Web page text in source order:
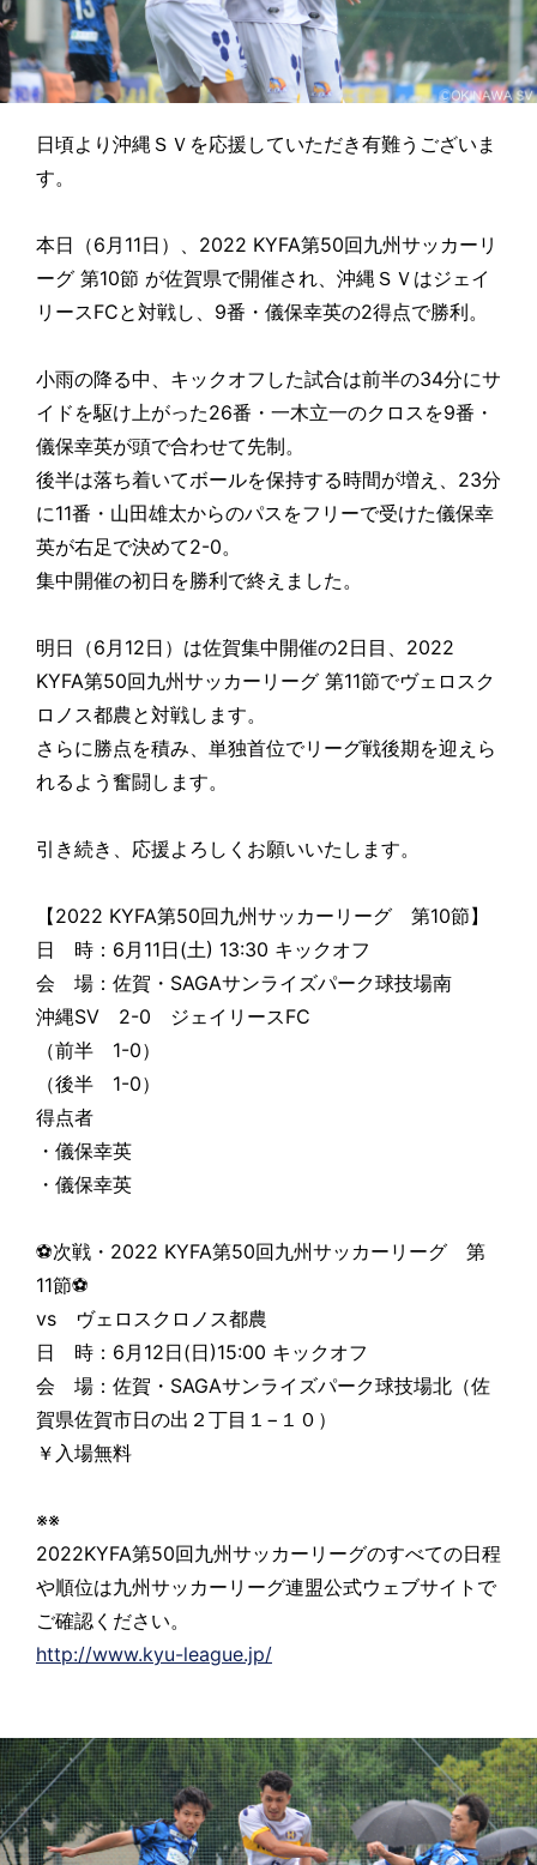
日頃より沖縄ＳＶを応援していただき有難うございま
す。
本日（6月11日）、2022 KYFA第50回九州サッカーリ
ーグ 第10節 が佐賀県で開催され、沖縄ＳＶはジェイ
リースFCと対戦し、9番・儀保幸英の2得点で勝利。
小雨の降る中、キックオフした試合は前半の34分にサ
イドを駆け上がった26番・一木立一のクロスを9番・
儀保幸英が頭で合わせて先制。
後半は落ち着いてボールを保持する時間が増え、23分
に11番・山田雄太からのパスをフリーで受けた儀保幸
英が右足で決めて2-0。
集中開催の初日を勝利で終えました。
明日（6月12日）は佐賀集中開催の2日目、2022
KYFA第50回九州サッカーリーグ 第11節でヴェロスク
ロノス都農と対戦します。
さらに勝点を積み、単独首位でリーグ戦後期を迎えら
れるよう奮闘します。
引き続き、応援よろしくお願いいたします。
【2022 KYFA第50回九州サッカーリーグ 第10節】
日 時：6月11日(土) 13:30 キックオフ
会 場：佐賀・SAGAサンライズパーク球技場南
沖縄SV 2-0 ジェイリースFC
（前半 1-0）
（後半 1-0）
得点者
・儀保幸英
・儀保幸英
⚽️次戦・2022 KYFA第50回九州サッカーリーグ 第
11節⚽️
vs ヴェロスクロノス都農
日 時：6月12日(日)15:00 キックオフ
会 場：佐賀・SAGAサンライズパーク球技場北（佐
賀県佐賀市日の出２丁目１−１０）
￥入場無料
※※
2022KYFA第50回九州サッカーリーグのすべての日程
や順位は九州サッカーリーグ連盟公式ウェブサイトで
ご確認ください。
http://www.kyu-league.jp/